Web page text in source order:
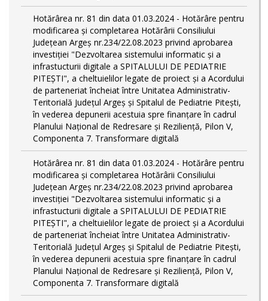
Hotărârea nr. 81 din data 01.03.2024 - Hotărâre pentru
modificarea și completarea Hotărârii Consiliului
Județean Argeș nr.234/22.08.2023 privind aprobarea
investiției "Dezvoltarea sistemului informatic și a
infrastucturii digitale a SPITALULUI DE PEDIATRIE
PITEŞTI", a cheltuielilor legate de proiect și a Acordului
de parteneriat încheiat între Unitatea Administrativ-
Teritorială Județul Argeș și Spitalul de Pediatrie Pitești,
în vederea depunerii acestuia spre finanțare în cadrul
Planului Național de Redresare și Reziliență, Pilon V,
Componenta 7. Transformare digitală
Hotărârea nr. 81 din data 01.03.2024 - Hotărâre pentru
modificarea și completarea Hotărârii Consiliului
Județean Argeș nr.234/22.08.2023 privind aprobarea
investiției "Dezvoltarea sistemului informatic și a
infrastucturii digitale a SPITALULUI DE PEDIATRIE
PITEŞTI", a cheltuielilor legate de proiect și a Acordului
de parteneriat încheiat între Unitatea Administrativ-
Teritorială Județul Argeș și Spitalul de Pediatrie Pitești,
în vederea depunerii acestuia spre finanțare în cadrul
Planului Național de Redresare și Reziliență, Pilon V,
Componenta 7. Transformare digitală